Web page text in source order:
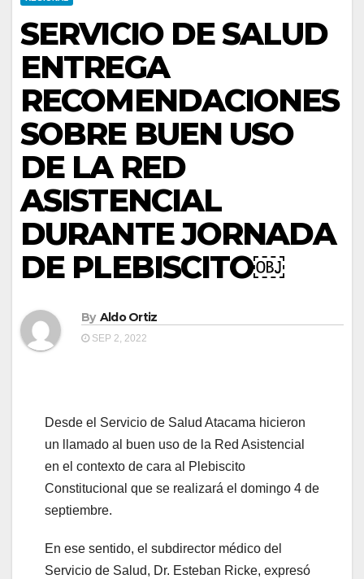
SERVICIO DE SALUD
ENTREGA
RECOMENDACIONES
SOBRE BUEN USO
DE LA RED
ASISTENCIAL
DURANTE JORNADA
DE PLEBISCITO￼
By Aldo Ortiz
SEP 2, 2022
Desde el Servicio de Salud Atacama hicieron
un llamado al buen uso de la Red Asistencial
en el contexto de cara al Plebiscito
Constitucional que se realizará el domingo 4 de
septiembre.
En ese sentido, el subdirector médico del
Servicio de Salud, Dr. Esteban Ricke, expresó